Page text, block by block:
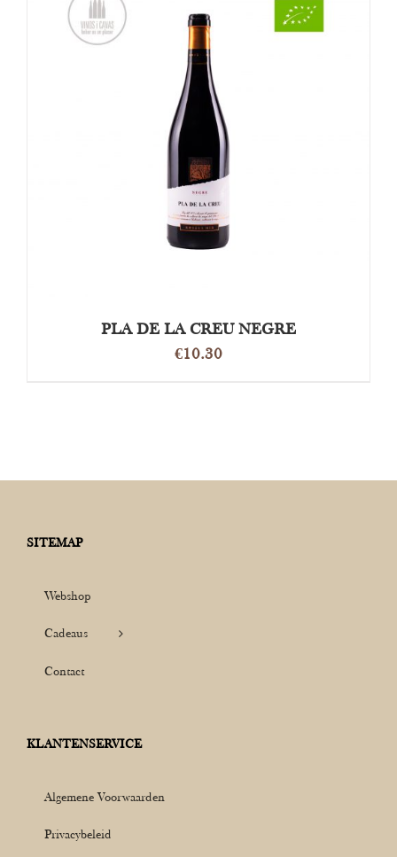
OPTIES SELECTEREN
PLA DE LA CREU NEGRE
€10.30
SITEMAP
Webshop
Cadeaus
Contact
KLANTENSERVICE
Algemene Voorwaarden
Privacybeleid